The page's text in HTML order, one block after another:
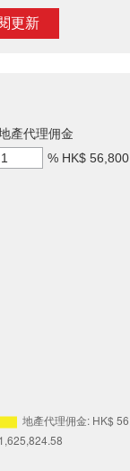
更新
產代理佣金
% HK$ 56,800